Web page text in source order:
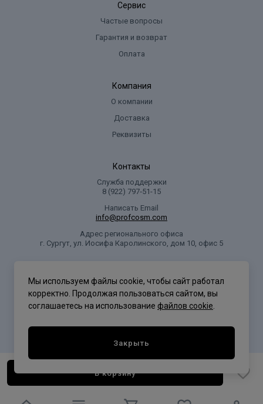
В корзину
Сервис
Частые вопросы
Гарантия и возврат
Оплата
Компания
О компании
Доставка
Реквизиты
Контакты
Служба поддержки
8 (922) 797‑51-15
Написать Email
info@profcosm.com
Адрес регионального офиса
г. Сургут, ул. Иосифа Каролинского, дом 10, офис 5
Мы используем файлы cookie, чтобы сайт работал
корректно. Продолжая пользоваться сайтом, вы
соглашаетесь на использование файлов cookie
Закрыть